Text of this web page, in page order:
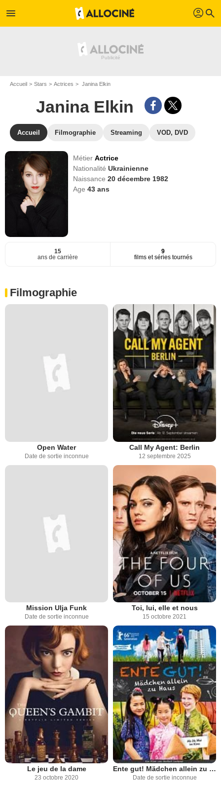
menu profil search
Accueil Stars Actrices Janina Elkin
Janina Elkin
Accueil Filmographie Streaming VOD, DVD
MétierActrice
NationalitéUkrainienne
Naissance20 décembre 1982
Age43 ans
15
ans de carrière
9
films et séries tournés
Filmographie
Open Water
Date de sortie inconnue
Call My Agent: Berlin
12 septembre 2025
Mission Ulja Funk
Date de sortie inconnue
Toi, lui, elle et nous
15 octobre 2021
Le jeu de la dame
23 octobre 2020
Ente gut! Mädchen allein zu Haus
Date de sortie inconnue